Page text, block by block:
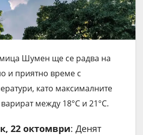
Шумен ще се радва на
и приятно време с
като максималните
между 18°C и 21°C.
22 октомври: Денят